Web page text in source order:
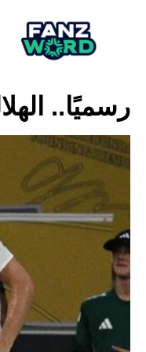
رسميًا..